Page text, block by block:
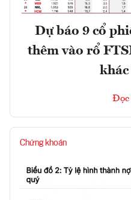
Dự báo 9 cổ
thêm vào rổ
Đọc
Chứng khoán